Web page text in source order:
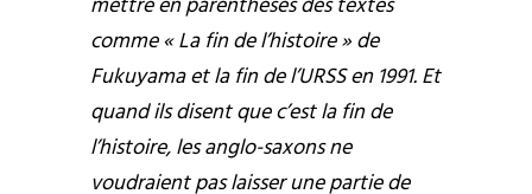
comme « La fin de l’histoire » de
Fukuyama et la fin de l’URSS en 1991. Et
quand ils disent que c’est la fin de
l’histoire, les anglo-saxons ne
voudraient pas laisser une partie de